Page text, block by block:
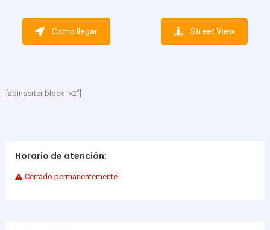
Como llegar Street View
[adinserter block=»2″]
Horario de atención:
Cerrado permanentemente